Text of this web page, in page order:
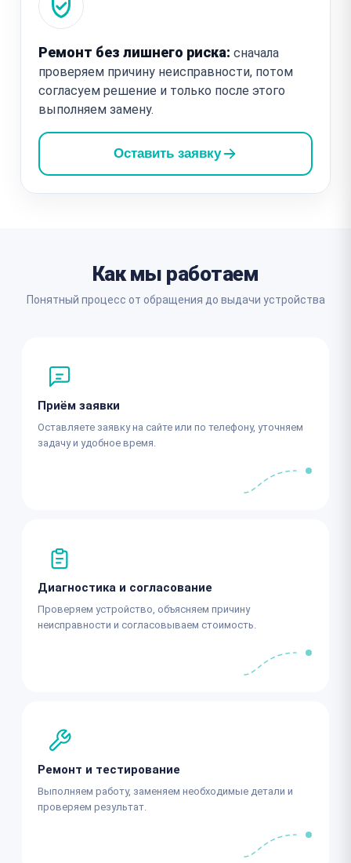
Ремонт без лишнего риска: сначала
проверяем причину неисправности, потом
согласуем решение и только после этого
выполняем замену.
Оставить заявку
Как мы работаем
Понятный процесс от обращения до выдачи устройства
Приём заявки
Оставляете заявку на сайте или по телефону, уточняем
задачу и удобное время.
Диагностика и согласование
Проверяем устройство, объясняем причину
неисправности и согласовываем стоимость.
Ремонт и тестирование
Выполняем работу, заменяем необходимые детали и
проверяем результат.